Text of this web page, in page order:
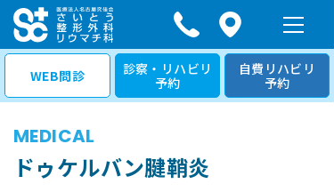
コ
ン
テ
WEB問診
診察・リハビリ
予約
自費リハビリ
予約
MEDICAL
ドゥケルバン腱鞘炎